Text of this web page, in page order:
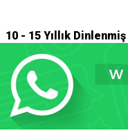
10 - 15 Yıllık